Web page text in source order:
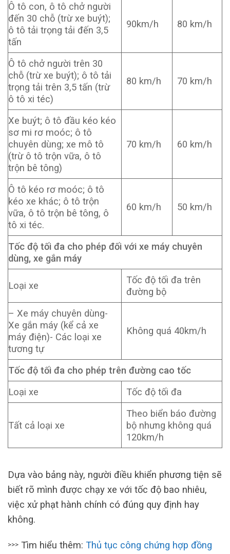
Ô tô con, ô tô chở người
đến 30 chỗ (trừ xe buýt);
ô tô tải trọng tải đến 3,5
tấn
90km/h 80 km/h
Ô tô chở người trên 30
chỗ (trừ xe buýt); ô tô tải
trọng tải trên 3,5 tấn (trừ
ô tô xi téc)
80 km/h 70 km/h
Xe buýt; ô tô đầu kéo kéo
sơ mi rơ moóc; ô tô
chuyên dùng; xe mô tô
(trừ ô tô trộn vữa, ô tô
trộn bê tông)
70 km/h 60 km/h
Ô tô kéo rơ moóc; ô tô
kéo xe khác; ô tô trộn
vữa, ô tô trộn bê tông, ô
tô xi téc.
60 km/h 50 km/h
Tốc độ tối đa cho phép đối với xe máy chuyên
dùng, xe gắn máy
Loại xe
Tốc độ tối đa trên
đường bộ
– Xe máy chuyên dùng-
Xe gắn máy (kể cả xe
máy điện)- Các loại xe
tương tự
Không quá 40km/h
Tốc độ tối đa cho phép trên đường cao tốc
Loại xe
Tốc độ tối đa
Tất cả loại xe
Theo biển báo đường
bộ nhưng không quá
120km/h
Dựa vào bảng này, người điều khiển phương tiện sẽ
biết rõ mình được chạy xe với tốc độ bao nhiêu,
việc xử phạt hành chính có đúng quy định hay
không.
>>> Tìm hiểu thêm: Thủ tục công chứng hợp đồng